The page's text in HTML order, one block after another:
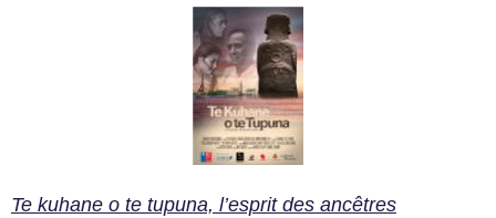
Te kuhane o te tupuna, l’esprit des ancêtres